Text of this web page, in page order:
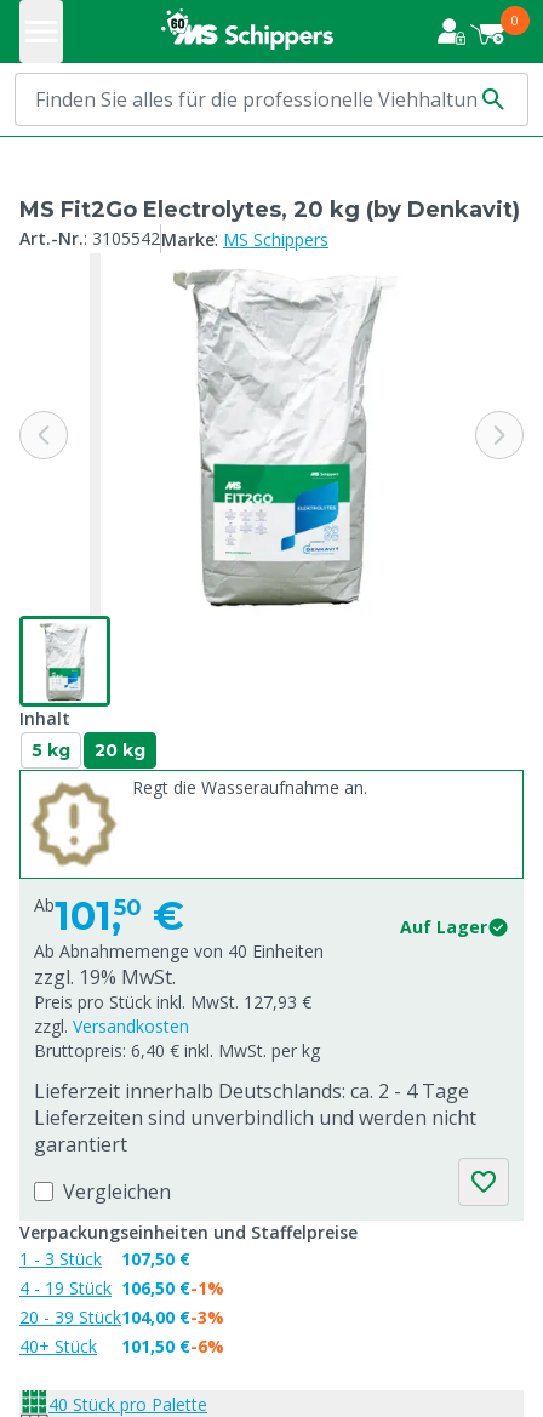
0
MS Fit2Go Electrolytes, 20 kg (by Denkavit)
Art.-Nr.: 3105542Marke: MS Schippers
Inhalt
5 kg 20 kg
Regt die Wasseraufnahme an.
Ab101,50 €
Auf Lager
Ab Abnahmemenge von 40 Einheiten
zzgl. 19% MwSt.
Preis pro Stück inkl. MwSt. 127,93 €
zzgl. Versandkosten
Bruttopreis: 6,40 € inkl. MwSt. per kg
Lieferzeit innerhalb Deutschlands: ca. 2 - 4 Tage
Lieferzeiten sind unverbindlich und werden nicht
garantiert
Vergleichen
Verpackungseinheiten und Staffelpreise
1 - 3 Stück
4 - 19 Stück
20 - 39 Stück
40+ Stück
107,50 €
106,50 €
104,00 €
101,50 €
-1%
-3%
-6%
40 Stück pro Palette